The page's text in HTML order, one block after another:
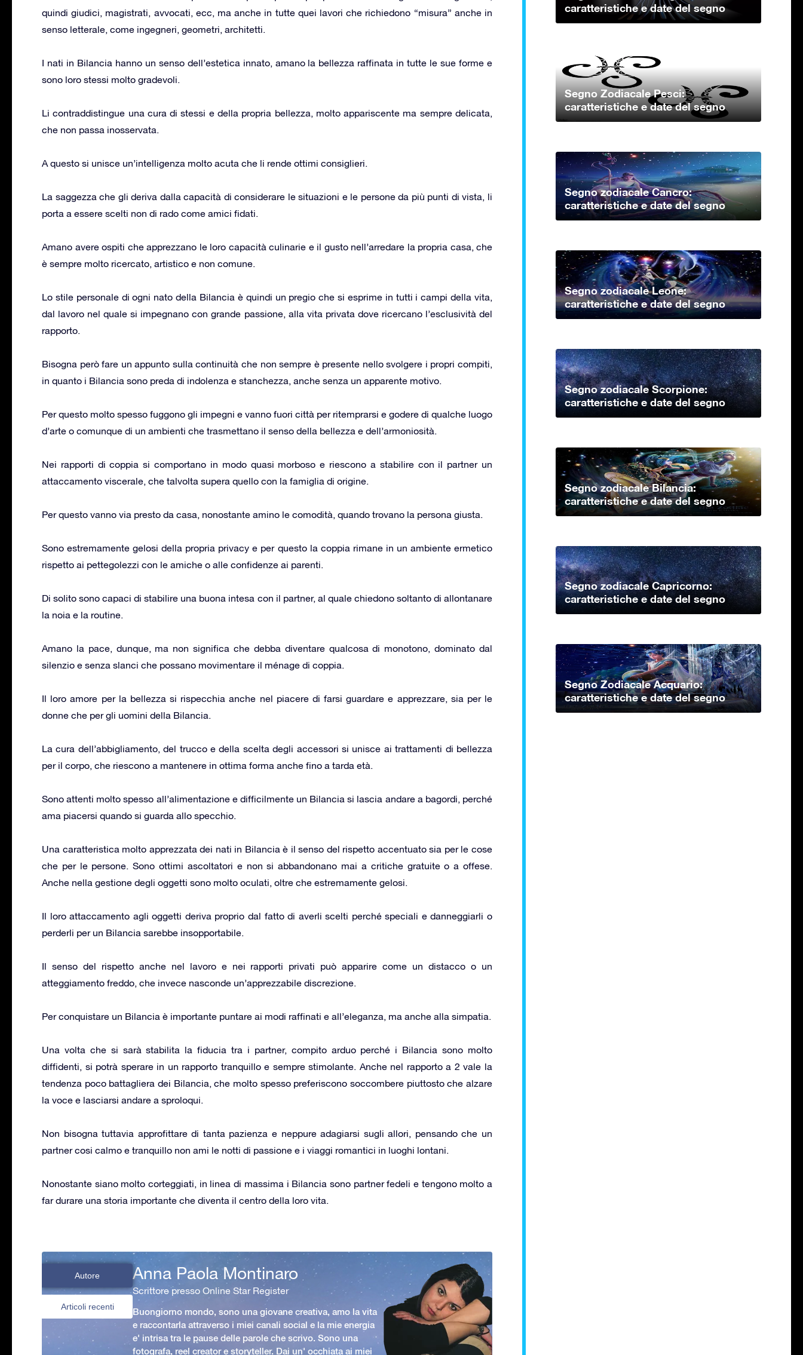
quindi giudici, magistrati, avvocati, ecc, ma anche in tutte quei lavori che richiedono “misura” anche in
senso letterale, come ingegneri, geometri, architetti.
I nati in Bilancia hanno un senso dell’estetica innato, amano la bellezza raffinata in tutte le sue forme e
sono loro stessi molto gradevoli.
Li contraddistingue una cura di stessi e della propria bellezza, molto appariscente ma sempre delicata,
che non passa inosservata.
A questo si unisce un’intelligenza molto acuta che li rende ottimi consiglieri.
La saggezza che gli deriva dalla capacità di considerare le situazioni e le persone da più punti di vista, li
porta a essere scelti non di rado come amici fidati.
Amano avere ospiti che apprezzano le loro capacità culinarie e il gusto nell’arredare la propria casa, che
è sempre molto ricercato, artistico e non comune.
Lo stile personale di ogni nato della Bilancia è quindi un pregio che si esprime in tutti i campi della vita,
dal lavoro nel quale si impegnano con grande passione, alla vita privata dove ricercano l’esclusività del
rapporto.
Bisogna però fare un appunto sulla continuità che non sempre è presente nello svolgere i propri compiti,
in quanto i Bilancia sono preda di indolenza e stanchezza, anche senza un apparente motivo.
Per questo molto spesso fuggono gli impegni e vanno fuori città per ritemprarsi e godere di qualche luogo
d’arte o comunque di un ambienti che trasmettano il senso della bellezza e dell’armoniosità.
Nei rapporti di coppia si comportano in modo quasi morboso e riescono a stabilire con il partner un
attaccamento viscerale, che talvolta supera quello con la famiglia di origine.
Per questo vanno via presto da casa, nonostante amino le comodità, quando trovano la persona giusta.
Sono estremamente gelosi della propria privacy e per questo la coppia rimane in un ambiente ermetico
rispetto ai pettegolezzi con le amiche o alle confidenze ai parenti.
Di solito sono capaci di stabilire una buona intesa con il partner, al quale chiedono soltanto di allontanare
la noia e la routine.
Amano la pace, dunque, ma non significa che debba diventare qualcosa di monotono, dominato dal
silenzio e senza slanci che possano movimentare il ménage di coppia.
Il loro amore per la bellezza si rispecchia anche nel piacere di farsi guardare e apprezzare, sia per le
donne che per gli uomini della Bilancia.
La cura dell’abbigliamento, del trucco e della scelta degli accessori si unisce ai trattamenti di bellezza
per il corpo, che riescono a mantenere in ottima forma anche fino a tarda età.
Sono attenti molto spesso all’alimentazione e difficilmente un Bilancia si lascia andare a bagordi, perché
ama piacersi quando si guarda allo specchio.
Una caratteristica molto apprezzata dei nati in Bilancia è il senso del rispetto accentuato sia per le cose
che per le persone. Sono ottimi ascoltatori e non si abbandonano mai a critiche gratuite o a offese.
Anche nella gestione degli oggetti sono molto oculati, oltre che estremamente gelosi.
Il loro attaccamento agli oggetti deriva proprio dal fatto di averli scelti perché speciali e danneggiarli o
perderli per un Bilancia sarebbe insopportabile.
Il senso del rispetto anche nel lavoro e nei rapporti privati può apparire come un distacco o un
atteggiamento freddo, che invece nasconde un’apprezzabile discrezione.
Per conquistare un Bilancia è importante puntare ai modi raffinati e all’eleganza, ma anche alla simpatia.
Una volta che si sarà stabilita la fiducia tra i partner, compito arduo perché i Bilancia sono molto
diffidenti, si potrà sperare in un rapporto tranquillo e sempre stimolante. Anche nel rapporto a 2 vale la
tendenza poco battagliera dei Bilancia, che molto spesso preferiscono soccombere piuttosto che alzare
la voce e lasciarsi andare a sproloqui.
Non bisogna tuttavia approfittare di tanta pazienza e neppure adagiarsi sugli allori, pensando che un
partner cosi calmo e tranquillo non ami le notti di passione e i viaggi romantici in luoghi lontani.
Nonostante siano molto corteggiati, in linea di massima i Bilancia sono partner fedeli e tengono molto a
far durare una storia importante che diventa il centro della loro vita.
Autore
Articoli recenti
Anna Paola Montinaro
Scrittore presso Online Star Register
Buongiorno mondo, sono una giovane creativa, amo la vita
e raccontarla attraverso i miei canali social e la mie energia
e' intrisa tra le pause delle parole che scrivo. Sono una
fotografa, reel creator e storyteller. Dai un' occhiata ai miei
caratteristiche e date del segno
Segno Zodiacale Pesci:
caratteristiche e date del segno
Segno zodiacale Cancro:
caratteristiche e date del segno
Segno zodiacale Leone:
caratteristiche e date del segno
Segno zodiacale Scorpione:
caratteristiche e date del segno
Segno zodiacale Bilancia:
caratteristiche e date del segno
Segno zodiacale Capricorno:
caratteristiche e date del segno
Segno Zodiacale Acquario:
caratteristiche e date del segno